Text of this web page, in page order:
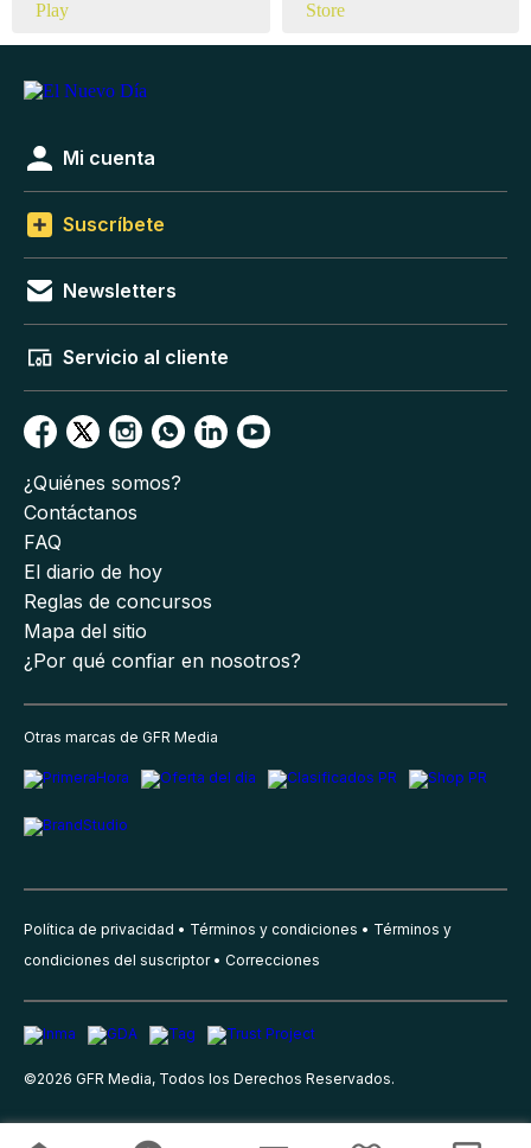
Mi cuenta
Suscríbete
Newsletters
Servicio al cliente
¿Quiénes somos?
Contáctanos
FAQ
El diario de hoy
Reglas de concursos
Mapa del sitio
¿Por qué confiar en nosotros?
Otras marcas de GFR Media
Política de privacidad Términos y condiciones
Términos y
condiciones del suscriptor
Correcciones
©2026 GFR Media, Todos los Derechos Reservados.